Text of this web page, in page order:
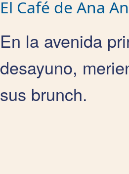
El Café de Ana
En la avenida
desayuno,
sus brunch.